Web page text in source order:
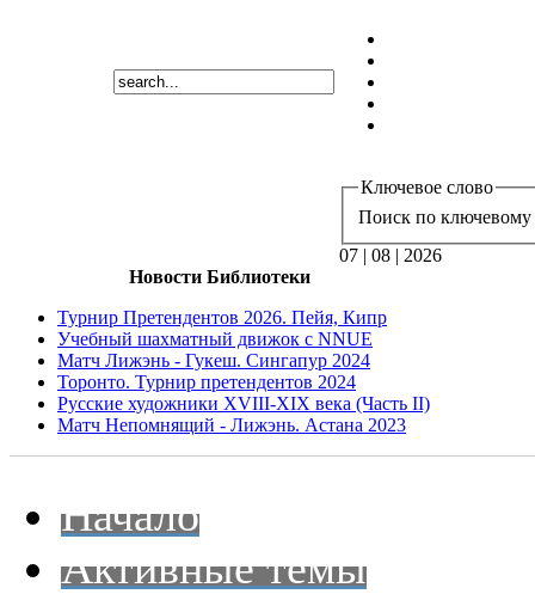
Ключевое слово
Поиск по ключевому
07 | 08 | 2026
Новости Библиотеки
Турнир Претендентов 2026. Пейя, Кипр
Учебный шахматный движок с NNUE
Матч Лижэнь - Гукеш. Сингапур 2024
Торонто. Турнир претендентов 2024
Русские художники XVIII-XIX века (Часть II)
Матч Непомнящий - Лижэнь. Астана 2023
Начало
Активные темы